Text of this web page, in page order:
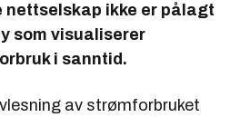
nettselskap ikke er pålagt
som visualiserer
i sanntid.
av strømforbruket